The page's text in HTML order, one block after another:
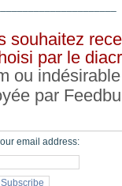
souhaitez
par le
ou
par
email address: